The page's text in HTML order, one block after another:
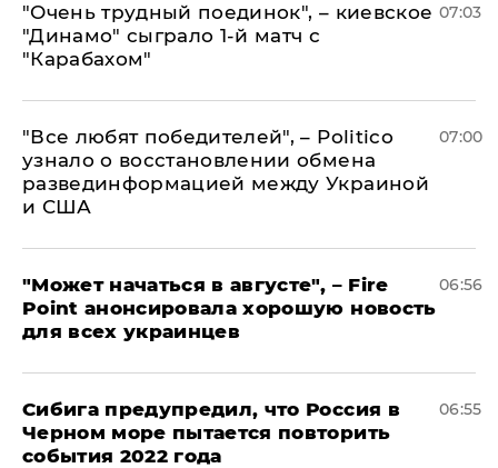
"Очень трудный поединок", – киевское
"Динамо" сыграло 1-й матч с
"Карабахом"
07:03
​"Все любят победителей", – Politico
узнало о восстановлении обмена
развединформацией между Украиной
и США
07:00
"Может начаться в августе", – Fire
Point анонсировала хорошую новость
для всех украинцев
06:56
Сибига предупредил, что Россия в
Черном море пытается повторить
события 2022 года
06:55